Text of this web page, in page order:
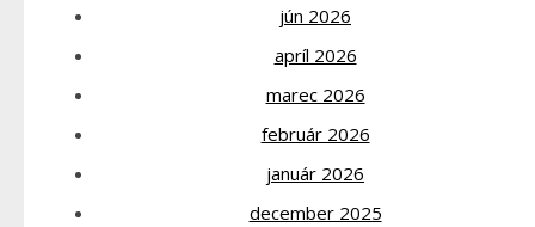
jún 2026
apríl 2026
marec 2026
február 2026
január 2026
december 2025